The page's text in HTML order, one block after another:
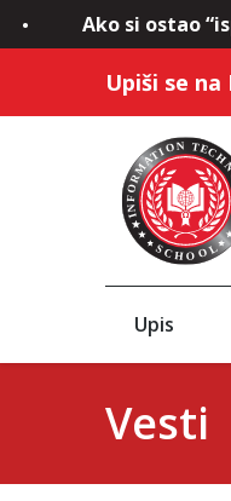
Ako si ostao
Upiši se
Upis
Vesti